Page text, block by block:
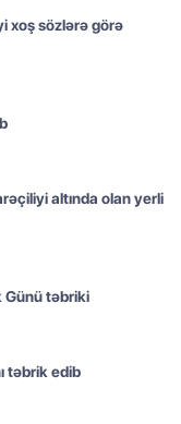
xoş sözlərə görə
altında olan yerli
Günü təbriki
təbrik edib